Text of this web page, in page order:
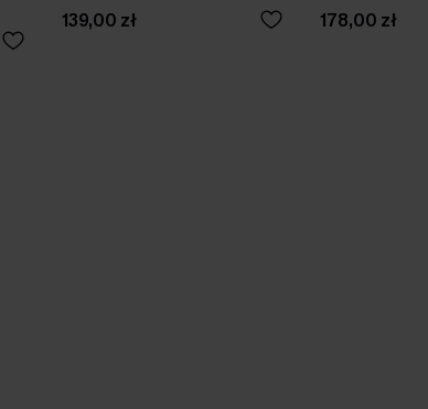
139,00 zł 178,00 zł